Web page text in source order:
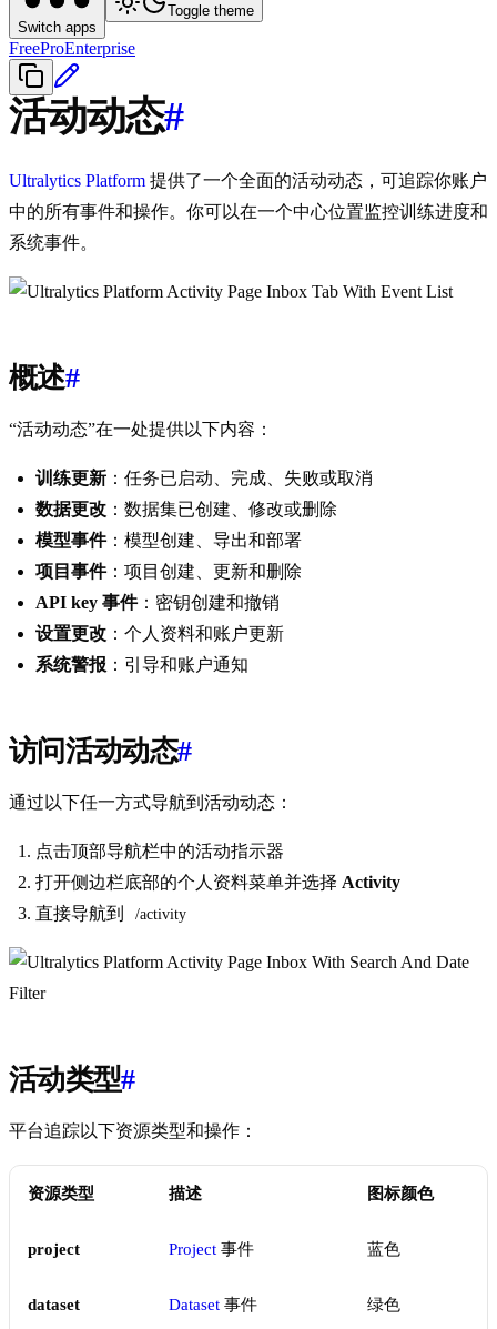
Switch apps
Toggle theme
FreeProEnterprise
活动动态#
Ultralytics Platform 提供了一个全面的活动动态，可追踪你账户
中的所有事件和操作。你可以在一个中心位置监控训练进度和
系统事件。
概述#
“活动动态”在一处提供以下内容：
训练更新 ：任务已启动、完成、失败或取消
数据更改 ：数据集已创建、修改或删除
模型事件：模型创建、导出和部署
项目事件：项目创建、更新和删除
API key 事件：密钥创建和撤销
设置更改 ：个人资料和账户更新
系统警报 ：引导和账户通知
访问活动动态#
通过以下任一方式导航到活动动态：
点击顶部导航栏中的活动指示器
打开侧边栏底部的个人资料菜单并选择 Activity
直接导航到
/activity
活动类型#
平台追踪以下资源类型和操作：
资源类型 描述 图标颜色
project Project 事件 蓝色
dataset Dataset 事件 绿色